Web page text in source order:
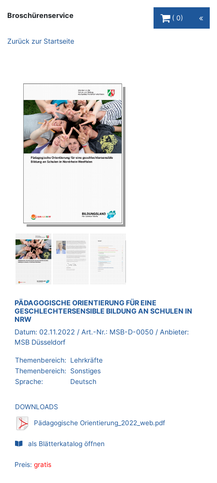
Broschürenservice
0
Zurück zur Startseite
BROSCHÜRE:
PÄDAGOGISCHE ORIENTIERUNG FÜR EINE
GESCHLECHTERSENSIBLE BILDUNG AN SCHULEN IN
NRW
Datum: 02.11.2022 / Art.-Nr.: MSB-D-0050 / Anbieter:
MSB Düsseldorf
Themenbereich:
Lehrkräfte
Themenbereich:
Sonstiges
Sprache:
Deutsch
DOWNLOADS
Pädagogische Orientierung_2022_web.pdf
als Blätterkatalog öffnen
Preis: gratis